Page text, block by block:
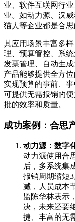
业、软件互联网行
业。如动力源、汉
猫人等企业都是合思
其应用场景丰富多
理、预算管控、系
发票管理、自动生
产品能够提供全方
实现预算的事前、
可提供无需报销的
批的效率和质量。
成功案例：合思
动力源：数字
动力源使用合
后，多系统集
报销周期缩短
减，人员成本
监陈华林表示
决，未来还要
捷、丰富的无